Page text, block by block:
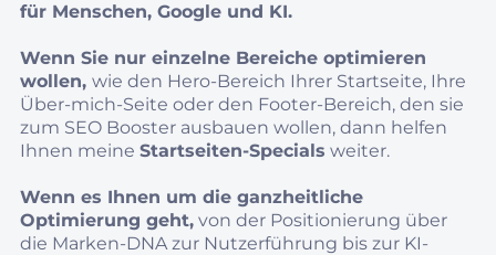
für Menschen, Google und KI.
Wenn Sie nur einzelne Bereiche optimieren
wollen, wie den Hero-Bereich Ihrer Startseite, Ihre
Über-mich-Seite oder den Footer-Bereich, den sie
zum SEO Booster ausbauen wollen, dann helfen
Ihnen meine Startseiten-Specials weiter.
Wenn es Ihnen um die ganzheitliche
Optimierung geht, von der Positionierung über
die Marken-DNA zur Nutzerführung bis zur KI-